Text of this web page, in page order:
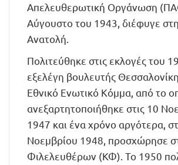
Απελευθερωτική Οργάνωση
Αύγουστο του 1943, διέφυγε
Ανατολή.
Πολιτεύθηκε στις εκλογές του
εξελέγη βουλευτής
Εθνικό Ενωτικό Κόμμα, από το
ανεξαρτητοποιήθηκε στις 10
1947 και ένα χρόνο αργότερα,
Νοεμβρίου 1948, προσχώρησε
Φιλελευθέρων (ΚΦ). Το 1950